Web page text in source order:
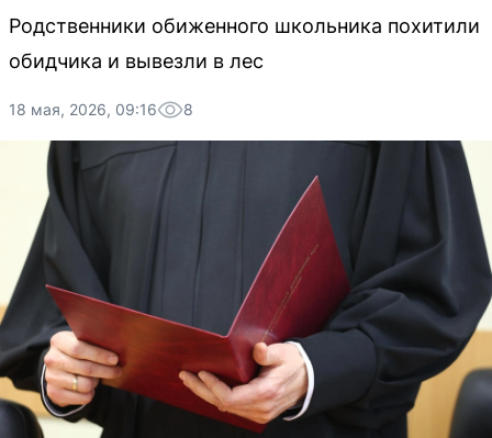
Родственники обиженного школьника похитили
обидчика и вывезли в лес
18 мая, 2026, 09:16 8